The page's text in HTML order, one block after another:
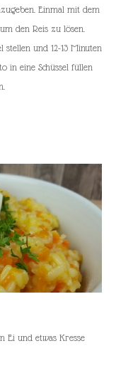
Einmal mit dem
den Reis zu lösen.
stellen und 12-13 Minuten
in eine Schüssel füllen
Ei und etwas Kresse